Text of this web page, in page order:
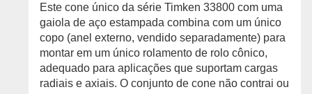
Este cone único da série Timken 33800 com uma
gaiola de aço estampada combina com um único
copo (anel externo, vendido separadamente) para
montar em um único rolamento de rolo cônico,
adequado para aplicações que suportam cargas
radiais e axiais. O conjunto de cone não contrai ou